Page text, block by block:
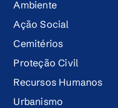
Ambiente
Ação Social
Cemitérios
Proteção Civil
Recursos Humanos
Urbanismo